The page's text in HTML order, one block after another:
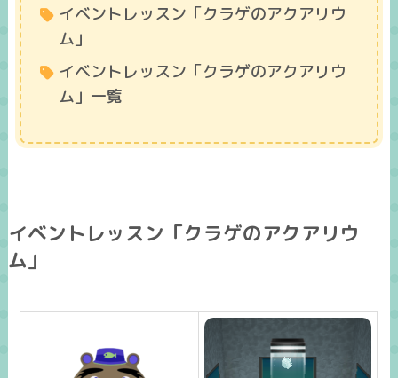
イベントレッスン「クラゲのアクアリウ
ム」
イベントレッスン「クラゲのアクアリウ
ム」一覧
イベントレッスン「クラゲのアクアリウ
ム」